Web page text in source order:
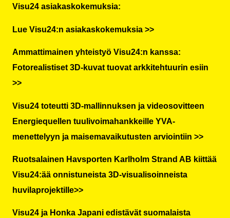
Visu24 asiakaskokemuksia:
Lue Visu24:n asiakaskokemuksia >>
Ammattimainen yhteistyö Visu24:n kanssa:
Fotorealistiset 3D-kuvat tuovat arkkitehtuurin esiin
>>
Visu24 toteutti 3D-mallinnuksen ja videosovitteen
Energiequellen tuulivoimahankkeille YVA-
menettelyyn ja maisemavaikutusten arviointiin >>
Ruotsalainen Havsporten Karlholm Strand AB kiittää
Visu24:ää onnistuneista 3D-visualisoinneista
huvilaprojektille>>
Visu24 ja Honka Japani edistävät suomalaista